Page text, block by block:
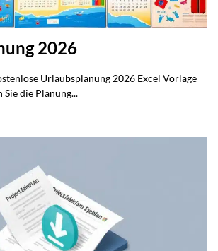
2026
Urlaubsplanung 2026 Excel Vorlage
die Planung...